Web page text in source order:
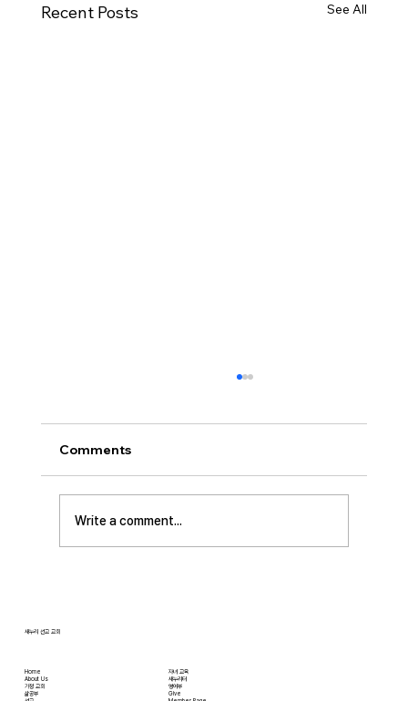
Recent Posts See All
오늘날 성도로서 올바른 신앙생활을 하는 데 걸
림돌이 되는 세 가지가 있습니다. 첫째는 안일주
의입니다. 산업혁명 이후 급속도로 발전한 물질
문명은 우리의 삶을 매우 편리하게 만들어 주었
Comments
Write a comment...
Home
About Us
​가정 교회
​삶공부
자녀 교육
새누리터
영어부
Give
새누리 선교 교회